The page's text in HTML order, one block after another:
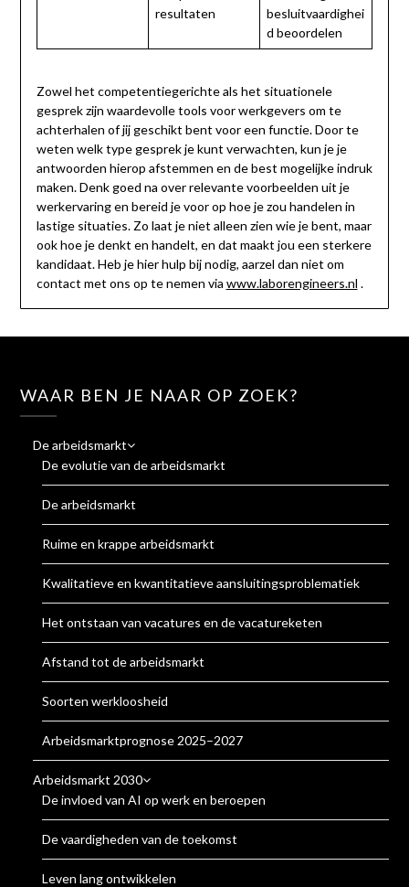
resultaten
besluitvaardighei
d beoordelen
Zowel het competentiegerichte als het situationele
gesprek zijn waardevolle tools voor werkgevers om te
achterhalen of jij geschikt bent voor een functie. Door te
weten welk type gesprek je kunt verwachten, kun je je
antwoorden hierop afstemmen en de best mogelijke indruk
maken. Denk goed na over relevante voorbeelden uit je
werkervaring en bereid je voor op hoe je zou handelen in
lastige situaties. Zo laat je niet alleen zien wie je bent, maar
ook hoe je denkt en handelt, en dat maakt jou een sterkere
kandidaat. Heb je hier hulp bij nodig, aarzel dan niet om
contact met ons op te nemen via www.laborengineers.nl .
WAAR BEN JE NAAR OP ZOEK?
De arbeidsmarkt
De evolutie van de arbeidsmarkt
De arbeidsmarkt
Ruime en krappe arbeidsmarkt
Kwalitatieve en kwantitatieve aansluitingsproblematiek
Het ontstaan van vacatures en de vacatureketen
Afstand tot de arbeidsmarkt
Soorten werkloosheid
Arbeidsmarktprognose 2025–2027
Arbeidsmarkt 2030
De invloed van AI op werk en beroepen
De vaardigheden van de toekomst
Leven lang ontwikkelen